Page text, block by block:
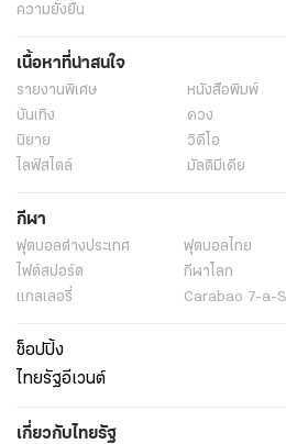
ความยั่งยืน
เนื้อหาที่น่าสนใจ
รายงานพิเศษ หนังสือพิมพ์
บันเทิง
ดวง
นิยาย
วิดีโอ
ไลฟ์สไตล์
มัลติมีเดีย
กีฬา
ฟุตบอลต่่างประเทศ ฟุตบอลไทย
ไฟต์สปอร์ต
กีฬาโลก
แกลเลอรี่
Carabao 7-a-
ช็อปปิ้ง
ไทยรัฐอีเวนต์
เกี่ยวกับไทยรัฐ